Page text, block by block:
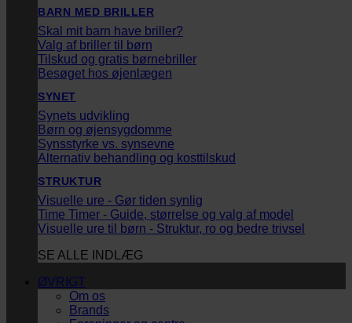
BARN MED BRILLER
Skal mit barn have briller?
Valg af briller til børn
Tilskud og gratis børnebriller
Besøget hos øjenlægen
SYNET
Synets udvikling
Børn og øjensygdomme
Synsstyrke vs. synsevne
Alternativ behandling og kosttilskud
STRUKTUR
Visuelle ure - Gør tiden synlig
Time Timer - Guide, størrelse og valg af model
Visuelle ure til børn - Struktur, ro og bedre trivsel
SE ALLE INDLÆG
ØVRIGT
Om os
Brands